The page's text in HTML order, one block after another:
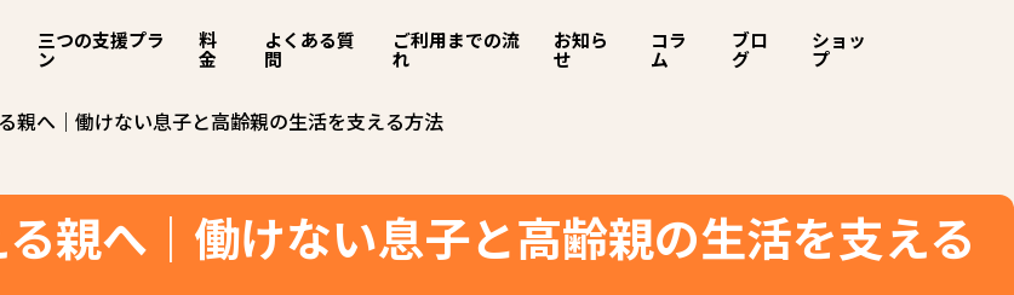
三つの支援プラ
ン
料
金
よくある質
問
ご利用までの流
れ
お知ら
せ
コラ
ム
ブロ
グ
ショッ
プ
親へ｜働けない息子と高齢親の生活を支える方法
親へ｜働けない息子と高齢親の生活を支える